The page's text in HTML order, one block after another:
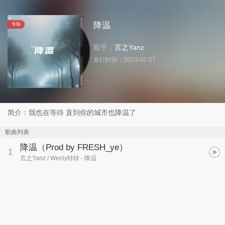
专辑 降温
歌手： 言之Yanz
发行时间： 2023-02-07
简介：我也在等待 直到你的城市也降温了
歌曲列表
1 降温（Prod by FRESH_ye）
言之Yanz / Wenly转转 - 降温